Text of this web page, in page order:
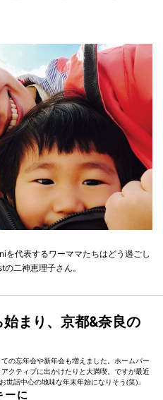
を代表するワーママたちはどう過ごし
二神恵理子さん。
まり、京都&奈良の
の忘年会や新年会も増えました。ホームパー
クティブに出かけたりと大満喫。ですが最近
話中心の地味な年末年始になりそう(笑)」
ーに